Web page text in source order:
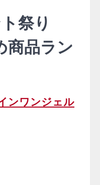
祭り
商品ラン
ンワンジェル